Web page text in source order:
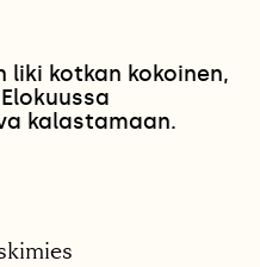
liki kotkan kokoinen,
kalastamaan.